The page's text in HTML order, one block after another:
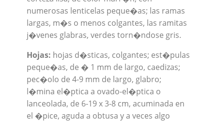
numerosas lenticelas peque�as; las ramas
largas, m�s o menos colgantes, las ramitas
j�venes glabras, verdes torn�ndose gris.
Hojas: hojas d�sticas, colgantes; est�pulas
peque�as, de � 1 mm de largo, caedizas;
pec�olo de 4-9 mm de largo, glabro;
l�mina el�ptica a ovado-el�ptica o
lanceolada, de 6-19 x 3-8 cm, acuminada en
el �pice, aguda a obtusa y a veces algo